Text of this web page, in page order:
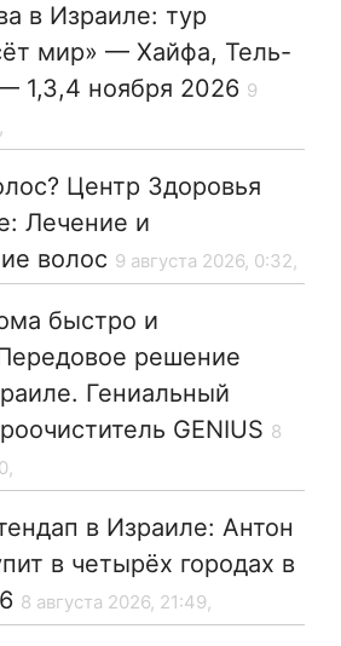
в Израиле: тур
мир» — Хайфа, Тель-
1,3,4 ноября 2026 9
Центр Здоровья
Лечение и
волос 9 августа 2026, 0:32,
быстро и
решение
Гениальный
GENIUS 8
в Израиле: Антон
в четырёх городах в
8 августа 2026, 21:49,